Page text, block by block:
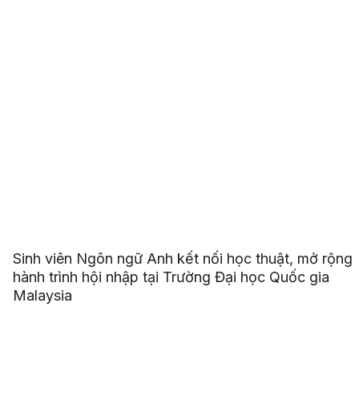
Sinh viên Ngôn ngữ Anh kết nối học thuật, mở rộng
hành trình hội nhập tại Trường Đại học Quốc gia
Malaysia